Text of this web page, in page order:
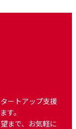
ートアップ支援
す。
まで、お気軽に